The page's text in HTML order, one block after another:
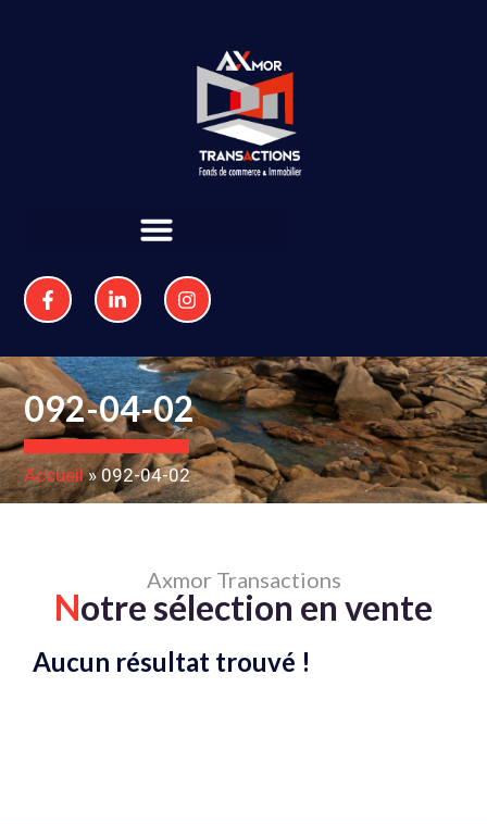
092-04-02
Accueil»092-04-02
Axmor Transactions
Notre sélection en vente
Aucun résultat trouvé !